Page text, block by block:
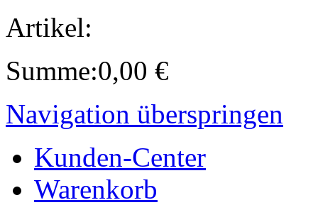
Artikel:
Summe:0,00 €
Navigation überspringen
Kunden-Center
Warenkorb